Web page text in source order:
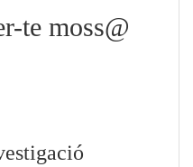
te moss@